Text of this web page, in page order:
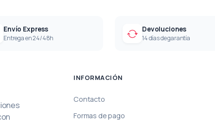
Envío Express
Entrega en 24/48h
Devoluciones
14 días de garantía
INFORMACIÓN
Contacto
Formas de pago